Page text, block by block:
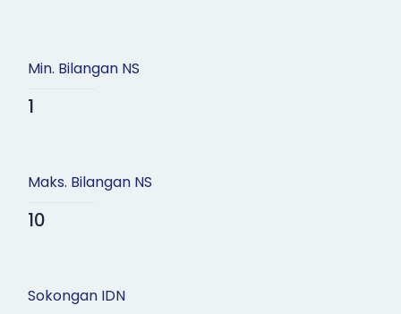
Min. Bilangan NS
1
Maks. Bilangan NS
10
Sokongan IDN